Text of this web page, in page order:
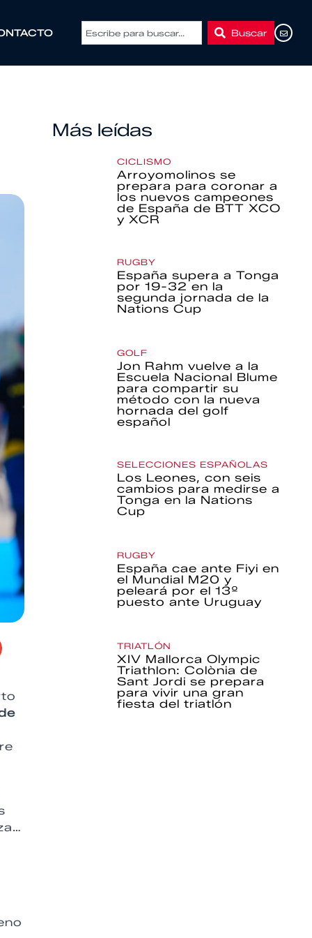
Buscar
Más leídas
CICLISMO
Arroyomolinos se
prepara para coronar a
los nuevos campeones
de España de BTT XCO
y XCR
RUGBY
España supera a Tonga
por 19-32 en la
segunda jornada de la
Nations Cup
GOLF
Jon Rahm vuelve a la
Escuela Nacional Blume
para compartir su
método con la nueva
hornada del golf
español
SELECCIONES ESPAÑOLAS
Los Leones, con seis
cambios para medirse a
Tonga en la Nations
Cup
RUGBY
España cae ante Fiyi en
el Mundial M20 y
peleará por el 13º
puesto ante Uruguay
TRIATLÓN
XIV Mallorca Olympic
Triathlon: Colònia de
Sant Jordi se prepara
para vivir una gran
fiesta del triatlón